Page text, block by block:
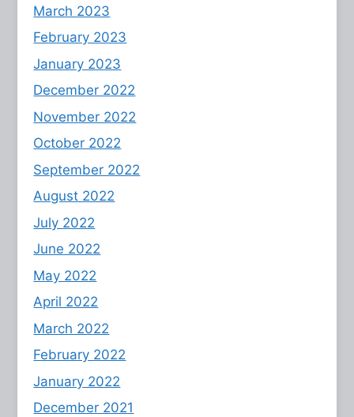
March 2023
February 2023
January 2023
December 2022
November 2022
October 2022
September 2022
August 2022
July 2022
June 2022
May 2022
April 2022
March 2022
February 2022
January 2022
December 2021